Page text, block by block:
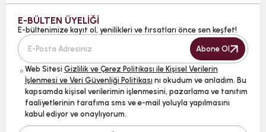
E-BÜLTEN ÜYELİĞİ
E-bültenimize kayıt ol, yenilikleri ve fırsatları önce sen keşfet!
Abone Ol
Web Sitesi Gizlilik ve Çerez Politikası ile Kişisel Verilerin
İşlenmesi ve Veri Güvenliği Politikası nı okudum ve anladım. Bu
kapsamda kişisel verilerimin işlenmesini, pazarlama ve tanıtım
faaliyetlerinin tarafıma sms ve e-mail yoluyla yapılmasını
kabul ediyor ve onaylıyorum.